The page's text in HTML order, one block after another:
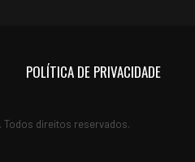
POLÍTICA DE PRIVACIDADE
direitos reservados.